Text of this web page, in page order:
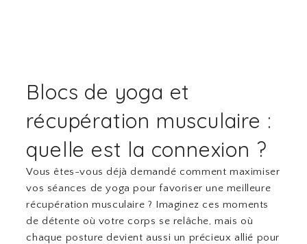
Blocs de yoga et
récupération musculaire :
quelle est la connexion ?
Vous êtes-vous déjà demandé comment maximiser
vos séances de yoga pour favoriser une meilleure
récupération musculaire ? Imaginez ces moments
de détente où votre corps se relâche, mais où
chaque posture devient aussi un précieux allié pour